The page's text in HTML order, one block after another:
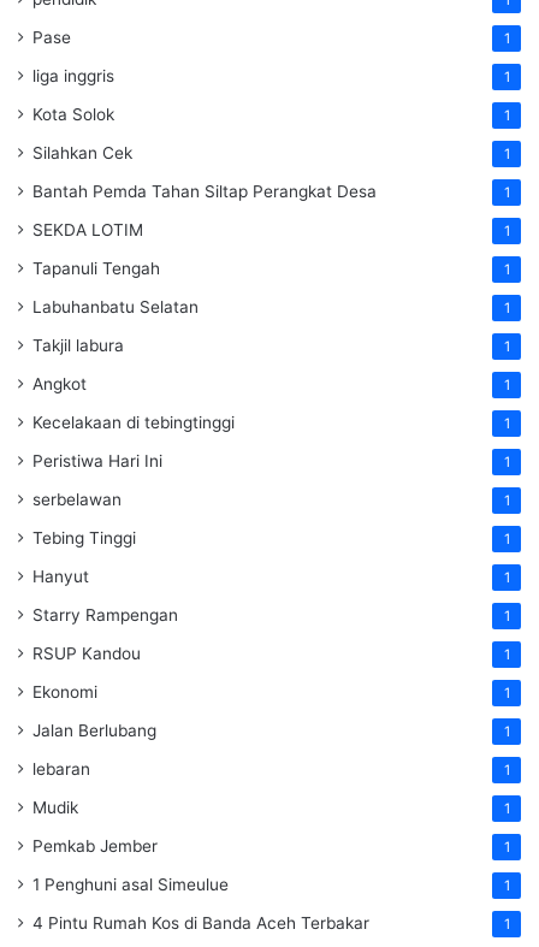
Pase 1
liga inggris 1
Kota Solok 1
Silahkan Cek 1
Bantah Pemda Tahan Siltap Perangkat Desa 1
SEKDA LOTIM 1
Tapanuli Tengah 1
Labuhanbatu Selatan 1
Takjil labura 1
Angkot 1
Kecelakaan di tebingtinggi 1
Peristiwa Hari Ini 1
serbelawan 1
Tebing Tinggi 1
Hanyut 1
Starry Rampengan 1
RSUP Kandou 1
Ekonomi 1
Jalan Berlubang 1
lebaran 1
Mudik 1
Pemkab Jember 1
1 Penghuni asal Simeulue 1
4 Pintu Rumah Kos di Banda Aceh Terbakar 1